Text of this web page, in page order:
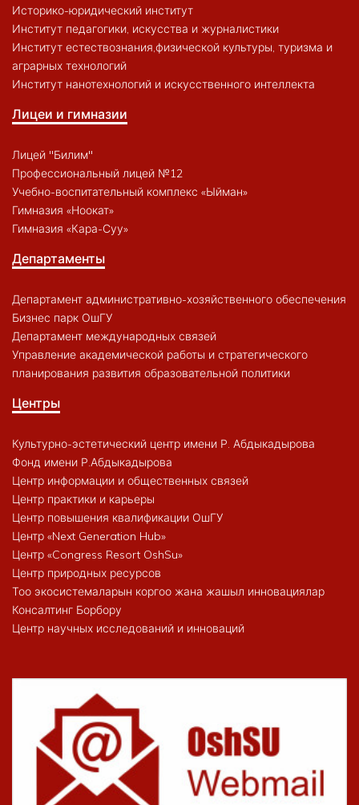
Историко-юридический институт
Институт педагогики, искусства и журналистики
Институт естествознания,физической культуры, туризма и
аграрных технологий
Институт нанотехнологий и искусственного интеллекта
Лицеи и гимназии
Лицей "Билим"
Профессиональный лицей №12
Учебно-воспитательный комплекс «Ыйман»
Гимназия «Ноокат»
Гимназия «Кара-Суу»
Департаменты
Департамент административно-хозяйственного обеспечения
Бизнес парк ОшГУ
Департамент международных связей
Управление академической работы и стратегического
планирования развития образовательной политики
Центры
Культурно-эстетический центр имени Р. Абдыкадырова
Фонд имени Р.Абдыкадырова
Центр информации и общественных связей
Центр практики и карьеры
Центр повышения квалификации ОшГУ
Центр «Next Generation Hub»
Центр «Congress Resort OshSu»
Центр природных ресурсов
Тоо экосистемаларын коргоо жана жашыл инновациялар
Консалтинг Борбору
Центр научных исследований и инноваций